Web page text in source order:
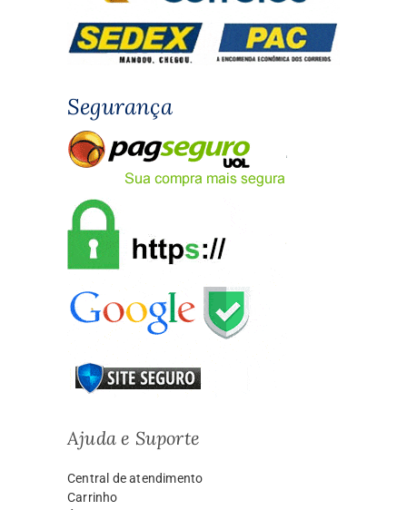
Segurança
Ajuda e Suporte
Central de atendimento
Carrinho